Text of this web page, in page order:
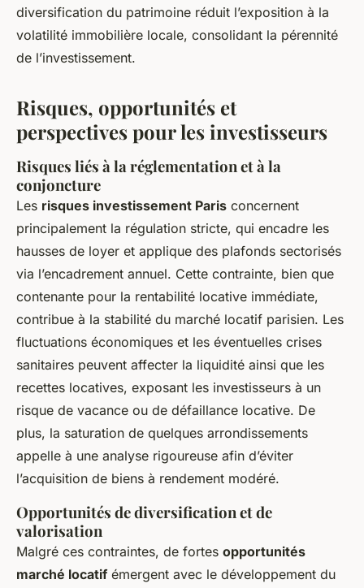
diversification du patrimoine réduit l’exposition à la
volatilité immobilière locale, consolidant la pérennité
de l’investissement.
Risques, opportunités et
perspectives pour les investisseurs
Risques liés à la réglementation et à la
conjoncture
Les risques investissement Paris concernent
principalement la régulation stricte, qui encadre les
hausses de loyer et applique des plafonds sectorisés
via l’encadrement annuel. Cette contrainte, bien que
contenante pour la rentabilité locative immédiate,
contribue à la stabilité du marché locatif parisien. Les
fluctuations économiques et les éventuelles crises
sanitaires peuvent affecter la liquidité ainsi que les
recettes locatives, exposant les investisseurs à un
risque de vacance ou de défaillance locative. De
plus, la saturation de quelques arrondissements
appelle à une analyse rigoureuse afin d’éviter
l’acquisition de biens à rendement modéré.
Opportunités de diversification et de
valorisation
Malgré ces contraintes, de fortes opportunités
marché locatif émergent avec le développement du